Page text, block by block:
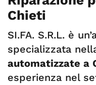
Chieti
SI.FA. S.R.L. è
specializzata
automatizzate a
esperienza nel